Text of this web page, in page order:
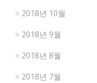
2018년 10월
2018년 9월
2018년 8월
2018년 7월